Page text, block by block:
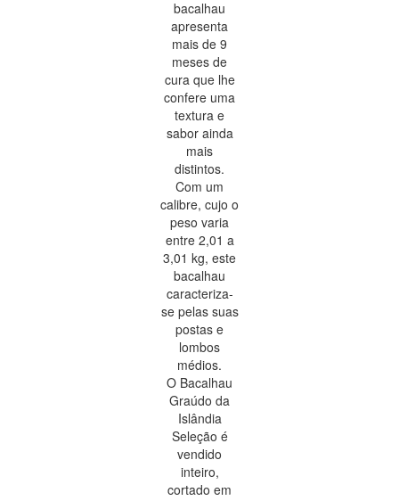
bacalhau
apresenta
mais de 9
meses de
cura que lhe
confere uma
textura e
sabor ainda
mais
distintos.
Com um
calibre, cujo o
peso varia
entre 2,01 a
3,01 kg, este
bacalhau
caracteriza-
se pelas suas
postas e
lombos
médios.
O Bacalhau
Graúdo da
Islândia
Seleção é
vendido
inteiro,
cortado em